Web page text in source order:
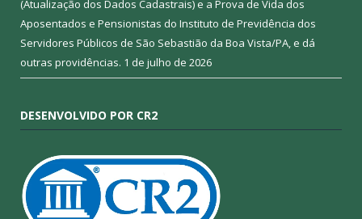
(Atualização dos Dados Cadastrais) e a Prova de Vida dos
Aposentados e Pensionistas do Instituto de Previdência dos
Servidores Públicos de São Sebastião da Boa Vista/PA, e dá
outras providências. 1 de julho de 2026
DESENVOLVIDO POR CR2